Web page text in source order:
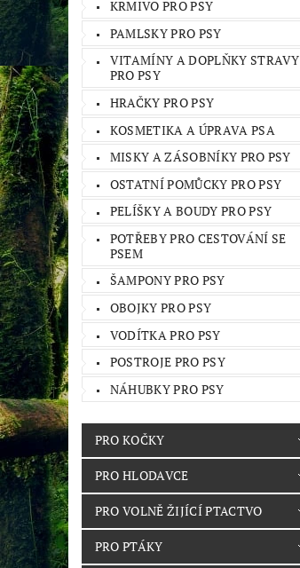
KRMIVO PRO PSY
PAMLSKY PRO PSY
VITAMÍNY A DOPLŇKY STRAVY
PRO PSY
HRAČKY PRO PSY
KOSMETIKA A ÚPRAVA PSA
MISKY A ZÁSOBNÍKY PRO PSY
OSTATNÍ POMŮCKY PRO PSY
PELÍŠKY A BOUDY PRO PSY
POTŘEBY PRO CESTOVÁNÍ SE
PSEM
ŠAMPONY PRO PSY
OBOJKY PRO PSY
VODÍTKA PRO PSY
POSTROJE PRO PSY
NÁHUBKY PRO PSY
PRO KOČKY
PRO HLODAVCE
PRO VOLNĚ ŽIJÍCÍ PTACTVO
PRO PTÁKY